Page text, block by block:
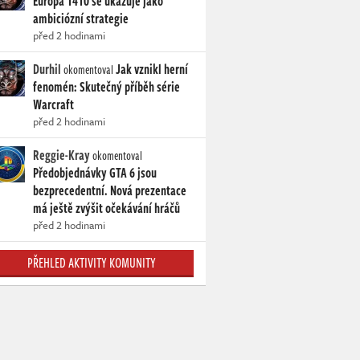
ambiciózní strategie
před 2 hodinami
DurhilokomentovalJak vznikl herní
fenomén: Skutečný příběh série
Warcraft
před 2 hodinami
Reggie-Krayokomentoval
Předobjednávky GTA 6 jsou
bezprecedentní. Nová prezentace
má ještě zvýšit očekávání hráčů
před 2 hodinami
PŘEHLED AKTIVITY KOMUNITY